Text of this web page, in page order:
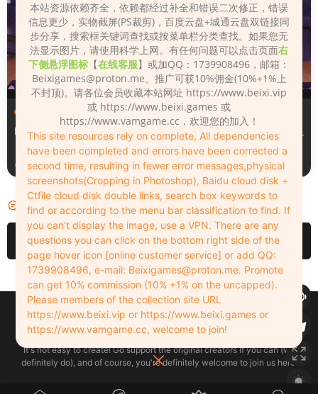
服装（Clothing）
Leopard_print_office_suit
2周前
服装（Clothing）
Lacquer_leather_two_tone_
tight_mini_skirt
2周前
评论 1
请先登录
Copyleft © 2022-2026 beixi.vip - All Rights Freedom！
创作不易！有能力的同学可以去支持一下原创作者（我们绝对支持），当然
了，您加入这里我们也绝对欢迎！
It's not easy to create! Go support the original creators if you can (we
definitely do), and of course, you're definitely welcome to join us here!
本站资源依赖齐全，依赖都经过补全和错误二次修正，错误
信息更少，实物截屏(PS裁剪)，百度云盘+城通云盘双链接同
步分享，搜索框关键词查找或按菜单栏分类查找。如果您无
法显示图片，请使用科学上网。有任何问题可以点击页面右
下侧悬浮图标 【在线客服】或加QQ：1739908496，邮箱：
Beixigames@proton.me。推广可获10%佣金(10%+1%上
不封顶)。请各位会员收藏本站网址 https://www.beixi.vip
或 https://www.beixi.games 或
https://www.vamgame.cc，欢迎您的加入！
This site resources rely on complete, All dependencies
have been completed and errors have been corrected a
second time, resulting in fewer error messages,physical
screenshots(Cropping in Photoshop), Baidu cloud disk +
Ctfile cloud disk double links, search box keywords to
find or according to the menu bar classification to find. If
you can't display the image, use a VPN. There are any
questions you can click on the bottom right side of the
page hover icon [online customer service] or add QQ:
1739908496, e-mail: Beixigames@proton.me. Promote
can get 10% commission (10% +1% on the uncapped).
Please members of the collection site URL
https://www.beixi.vip or https://www.beixi.games or
https://www.vamgame.cc, welcome to join!